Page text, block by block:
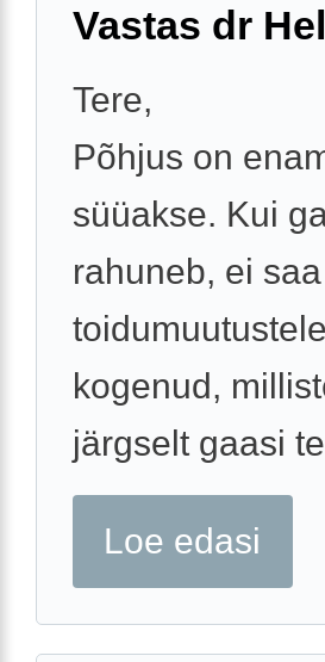
Vastas dr
Tere,
Põhjus on
süüakse. Kui
rahuneb, ei
kogenud,
järgselt gaasi
Loe edasi